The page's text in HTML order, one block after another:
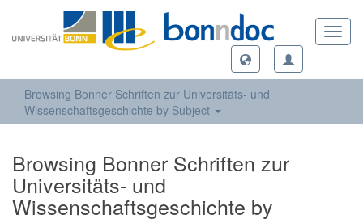
Browsing Bonner Schriften zur Universitäts- und
Wissenschaftsgeschichte by Subject
Browsing Bonner Schriften zur
Universitäts- und
Wissenschaftsgeschichte by